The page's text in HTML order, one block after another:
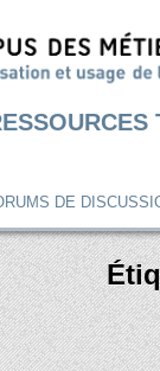
DE